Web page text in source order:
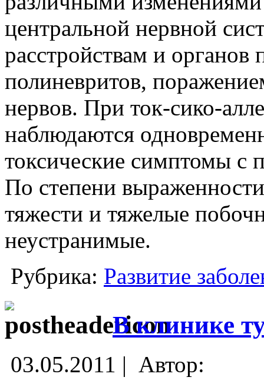
центральной нервной
расстройствам и
полиневритов,
нервов. При ток-сико-
наблюдаются
токсические симптомы с
По степени
тяжести и тяжелые
неустранимые.
Рубрика: Развитие
В клинике
03.05.2011 | Автор: